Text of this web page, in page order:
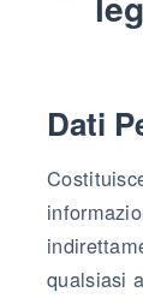
Dati
qualsiasi